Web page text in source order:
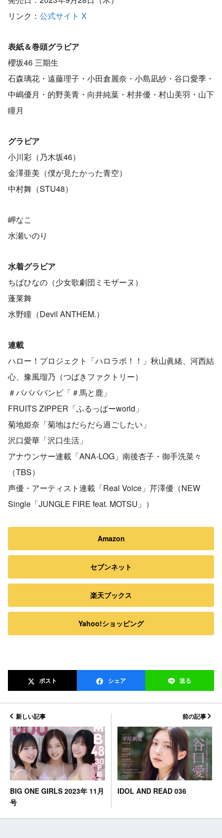
リンク： 公式サイト X
表紙＆巻頭グラビア
櫻坂46 三期生
石森璃花・遠藤理子・小田倉麗奈・小島凪紗・谷口愛季・
中嶋優月・的野美青・向井純葉・村井優・村山美羽・山下
瞳月
グラビア
小川彩（乃木坂46）
金澤亜美（僕が見たかった青空）
中村舞（STU48）
岬なこ
水瀬いのり
水着グラビア
ちばひなの（少女歌劇団ミモザーヌ）
蓬莱舞
水野瞳（Devil ANTHEM.）
連載
ハロー！プロジェクト「ハロラボ！！」秋山眞緒、河西結
心、豫風瑠乃（つばきファクトリー）
＃ババババンビ「＃馬と鹿」
FRUITS ZIPPER「ふるっぱーworld」
菊地姫奈「菊地はだらだら過ごしたい」
沢口愛華「沢口生活」
アナウンサー連載「ANA-LOG」南後杏子・御手洗菜々
（TBS）
声優・アーティスト連載「Real Voice」芹澤優（NEW
Single「JUNGLE FIRE feat. MOTSU」）
Amazon
セブンネット
楽天ブックス
Yahoo!ショッピング
ポスト シェア 送る
新しい記事
BIG ONE GIRLS 2023年 11月
号
前の記事
IDOL AND READ 036